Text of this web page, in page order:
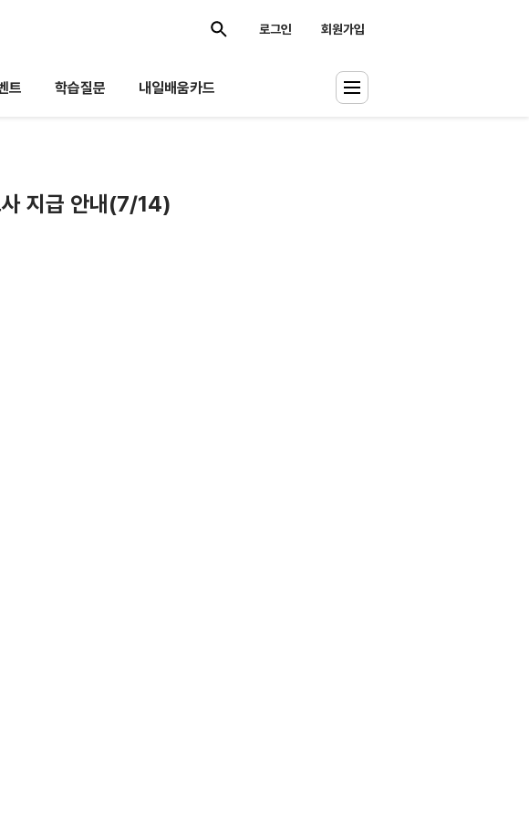
로그인 회원가입
트 학습질문 내일배움카드
지급 안내(7/14)